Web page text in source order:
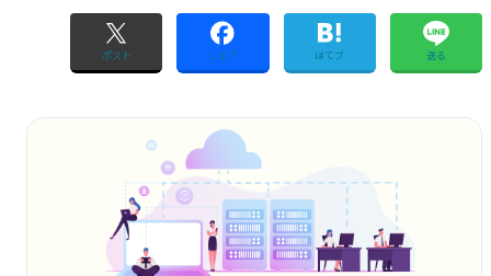
ポスト シェア はてブ 送る